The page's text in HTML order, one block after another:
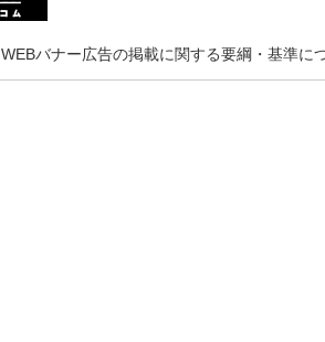
WEBバナー広告の掲載に関する要綱・基準に